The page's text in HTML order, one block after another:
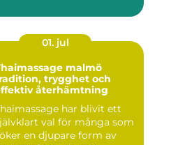
01. jul
malmö
trygghet och
återhämtning
har blivit ett
val för många som
en djupare form av